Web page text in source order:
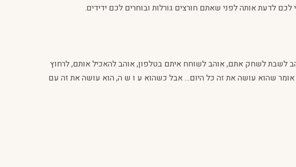
לדעת אותה לפני שאתם חורצים גורלות ובוחרים לכם ידידים.
לשבת לשחק אתם, אוהב לשוחח איתם בטלפון, אוהב להאכיל אותם, לרחוץ
אומר שהוא עושה את זה כל היום… אבל כשהוא ע ו ש ה, הוא עושה את זה עם